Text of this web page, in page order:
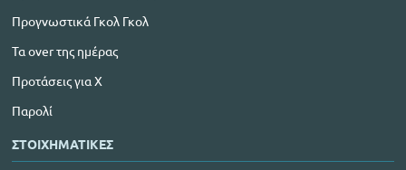
Προγνωστικά Γκολ Γκολ
Τα over της ημέρας
Προτάσεις για Χ
Παρολί
ΣΤΟΙΧΗΜΑΤΙΚΕΣ